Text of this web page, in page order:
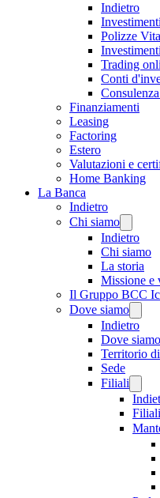
Indietro
Polizze Vita
Investimenti
Trading
Conti
Finanziamenti
Leasing
Factoring
Estero
Valutazioni e
Home Banking
La Banca
Indietro
Chi siamo
Indietro
Chi siamo
La storia
Missione e
Il Gruppo BCC
Dove siamo
Indietro
Dove siamo
Territorio
Sede
Filiali
Filiali